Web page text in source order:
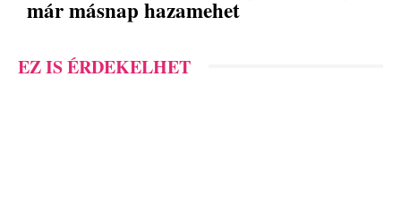
már másnap hazamehet
EZ IS ÉRDEKELHET